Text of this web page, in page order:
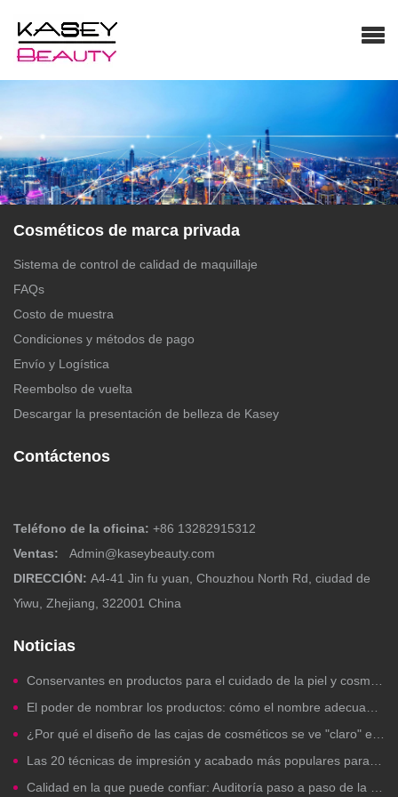
Cosméticos de marca privada
Sistema de control de calidad de maquillaje
FAQs
Costo de muestra
Condiciones y métodos de pago
Envío y Logística
Reembolso de vuelta
Descargar la presentación de belleza de Kasey
Contáctenos
Teléfono de la oficina: +86 13282915312
Ventas:
Admin@kaseybeauty.com
DIRECCIÓN: A4-41 Jin fu yuan, Chouzhou North Rd, ciudad de
Yiwu, Zhejiang, 322001 China
Noticias
Conservantes en productos para el cuidado de la piel y cosméticos: ¿Debería preocuparte?
El poder de nombrar los productos: cómo el nombre adecuado para una marca de belleza impulsa los clics, la confianza y las ventas.
¿Por qué el diseño de las cajas de cosméticos se ve "claro" en la computadora pero falla al imprimirlas?
Las 20 técnicas de impresión y acabado más populares para envases de cosméticos de marca propia.
Calidad en la que puede confiar: Auditoría paso a paso de la fábrica para la fabricación de cosméticos de marca propia.